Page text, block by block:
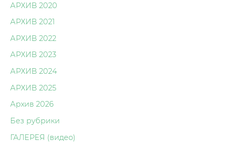
АРХИВ 2020
АРХИВ 2021
АРХИВ 2022
АРХИВ 2023
АРХИВ 2024
АРХИВ 2025
Архив 2026
Без рубрики
ГАЛЕРЕЯ (видео)